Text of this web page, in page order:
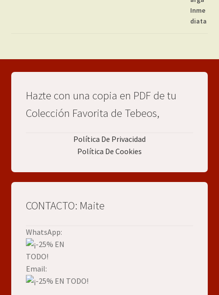
Hazte con una copia en PDF de tu
Colección Favorita de Tebeos,
Política De Privacidad
Política De Cookies
CONTACTO: Maite
WhatsApp:
Email: